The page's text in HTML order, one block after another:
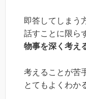
即答してしまう
話すことに限ら
物事を深く考え
考えることが苦
とてもよくわか